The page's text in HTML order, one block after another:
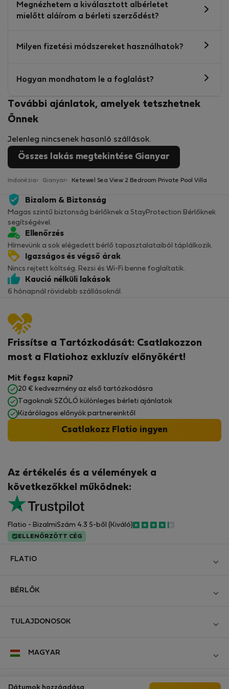
Megnézhetem a kiválasztott albérletet
mielőtt aláírom a bérleti szerződést?
Milyen fizetési módszereket használhatok?
Hogyan mondhatom le a foglalást?
További ajánlatok, amelyek tetszhetnek
Önnek
Jelenleg nincsenek hasonló szállások.
Összes lakás megtekintése Gianyar
Indonézia Gianyar Ketewel Sea View 2 Bedroom Private Pool Villa
Bizalom & Biztonság
Magas szintű biztonság bérlőknek a StayProtection Bérlőknek
segítségével.
Ellenőrzés
Hírnevünk a sok elégedett bérlő tapasztalataiból táplálkozik.
Igazságos és végső árak
Nincs rejtett költség. Rezsi és Wi-Fi benne foglaltatik.
Kaució nélküli lakások
6 hónapnál rövidebb szállásoknál.
Az értékelés és a vélemények a
következőkkel működnek:
Flatio - BizalmiSzám 4.3 5-ből (Kiváló)
ELLENŐRZÖTT CÉG
Frissítse a Tartózkodását: Csatlakozzon
most a Flatiohoz exkluzív előnyökért!
Mit fogsz kapni?
20 € kedvezmény az első tartózkodásra
Tagoknak SZÓLÓ különleges bérleti ajánlatok
Kizárólagos előnyök partnereinktől
Csatlakozz Flatio ingyen
FLATIO
Csatlakozzon a Digitális Nomád Tesztelő Klubhoz
Üzleti feltételek
BÉRLŐK
Cégeknek
TULAJDONOSOK
StayProtection bérbeadóknak
MAGYAR
Kövessen minket